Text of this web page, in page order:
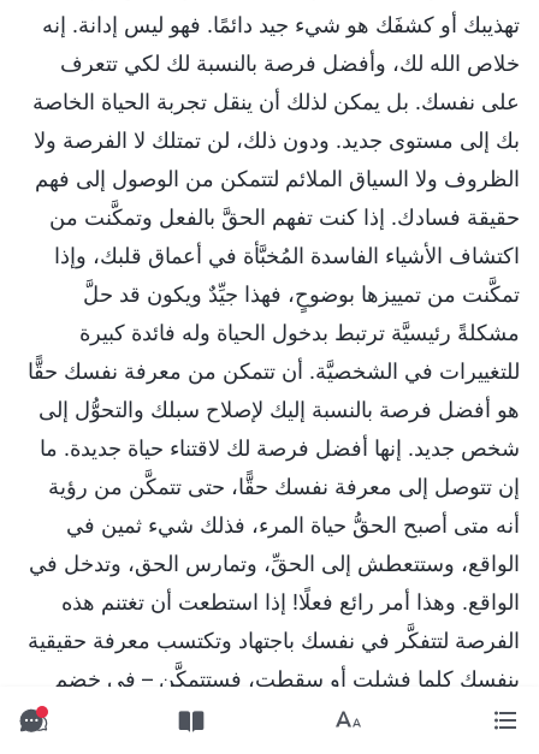
تهذيبك أو كشفَك هو شيء جيد دائمًا. فهو ليس إدانة. إنه
خلاص الله لك، وأفضل فرصة بالنسبة لك لكي تتعرف
على نفسك. بل يمكن لذلك أن ينقل تجربة الحياة الخاصة
بك إلى مستوى جديد. ودون ذلك، لن تمتلك لا الفرصة ولا
الظروف ولا السياق الملائم لتتمكن من الوصول إلى فهم
حقيقة فسادك. إذا كنت تفهم الحقَّ بالفعل وتمكَّنت من
اكتشاف الأشياء الفاسدة المُخبَّأة في أعماق قلبك، وإذا
تمكَّنت من تمييزها بوضوحٍ، فهذا جيِّدٌ ويكون قد حلَّ
مشكلةً رئيسيَّة ترتبط بدخول الحياة وله فائدة كبيرة
للتغييرات في الشخصيَّة. أن تتمكن من معرفة نفسك حقًّا
هو أفضل فرصة بالنسبة إليك لإصلاح سبلك والتحوُّل إلى
شخص جديد. إنها أفضل فرصة لك لاقتناء حياة جديدة. ما
إن تتوصل إلى معرفة نفسك حقًّا، حتى تتمكَّن من رؤية
أنه متى أصبح الحقُّ حياة المرء، فذلك شيء ثمين في
الواقع، وستتعطش إلى الحقِّ، وتمارس الحق، وتدخل في
الواقع. وهذا أمر رائع فعلًا! إذا استطعت أن تغتنم هذه
الفرصة لتتفكَّر في نفسك باجتهاد وتكتسب معرفة حقيقية
بنفسك كلما فشلت أو سقطت، فستتمكَّن – في خضم
السلبية والضعف – من النهوض والوقوف على رجليك مرة